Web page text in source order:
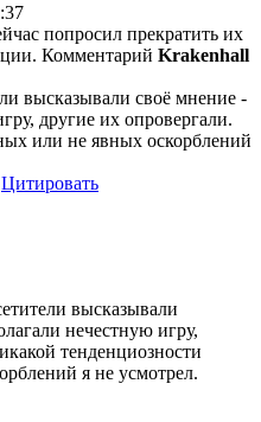
попросил прекратить их
Комментарий Krakenhall
высказывали своё мнение -
другие их опровергали.
или не явных оскорблений
Цитировать
высказывали
нечестную игру,
тенденциозности
я не усмотрел.